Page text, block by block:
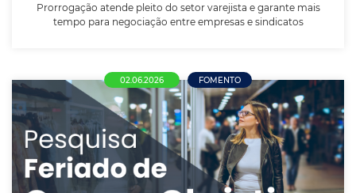
Prorrogação atende pleito do setor varejista e garante mais
tempo para negociação entre empresas e sindicatos
02.06.2026 FOMENTO
Comércio de Nova Mutum se divide sobre
funcionamento no Corpus Christi; maioria
defende liberdade de decisão ao